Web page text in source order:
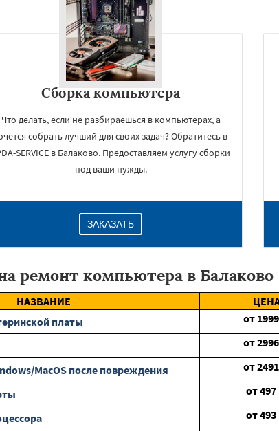
Сборка компьютера
Что делать, если не разбираешься в компьютерах, а
собрать лучший для своих задач? Обратитесь в
SERVICE в Балаково. Предоставляем услугу сборки
под ваши нужды.
ЗАКАЗАТЬ
ремонт компьютера в Балаково
НАЗВАНИЕ
платы
от 1999
от2996
MacOS после повреждения
от2491
от497
от493
Даю согласие на обработку персональных данных